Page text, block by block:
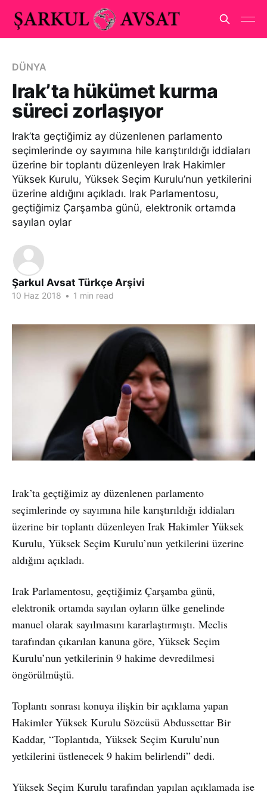
DÜNYA
Irak’ta hükümet kurma
süreci zorlaşıyor
Irak’ta geçtiğimiz ay düzenlenen parlamento
seçimlerinde oy sayımına hile karıştırıldığı iddiaları
üzerine bir toplantı düzenleyen Irak Hakimler
Yüksek Kurulu, Yüksek Seçim Kurulu’nun yetkilerini
üzerine aldığını açıkladı. Irak Parlamentosu,
geçtiğimiz Çarşamba günü, elektronik ortamda
sayılan oylar
Şarkul Avsat Türkçe Arşivi
10 Haz 2018 • 1 min read
Irak’ta geçtiğimiz ay düzenlenen parlamento
seçimlerinde oy sayımına hile karıştırıldığı iddiaları
üzerine bir toplantı düzenleyen Irak Hakimler Yüksek
Kurulu, Yüksek Seçim Kurulu’nun yetkilerini üzerine
aldığını açıkladı.
Irak Parlamentosu, geçtiğimiz Çarşamba günü,
elektronik ortamda sayılan oyların ülke genelinde
manuel olarak sayılmasını kararlaştırmıştı. Meclis
tarafından çıkarılan kanuna göre, Yüksek Seçim
Kurulu’nun yetkilerinin 9 hakime devredilmesi
öngörülmüştü.
Toplantı sonrası konuya ilişkin bir açıklama yapan
Hakimler Yüksek Kurulu Sözcüsü Abdussettar Bir
Kaddar, “Toplantıda, Yüksek Seçim Kurulu’nun
yetkilerini üstlenecek 9 hakim belirlendi” dedi.
Yüksek Seçim Kurulu tarafından yapılan açıklamada ise